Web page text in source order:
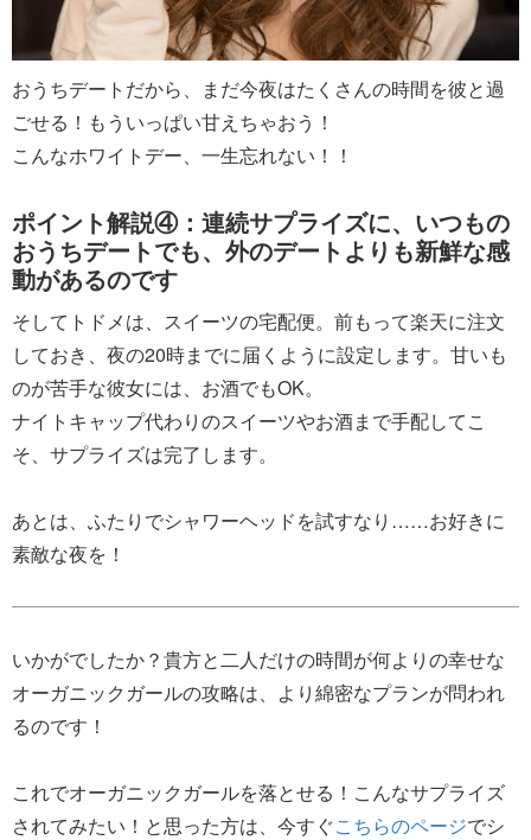
おうちデートだから、まだ今夜はたくさんの時間を彼と過
ごせる！もういっぱい甘えちゃおう！
こんなホワイトデー、一生忘れない！！
ポイント解説④：連続サプライズに、いつもの
おうちデートでも、外のデートよりも新鮮な感
動があるのです
そしてトドメは、スイーツの宅配便。前もって楽天に注文
しておき、夜の20時までに届くように設定します。甘いも
のが苦手な彼女には、お酒でもOK。
ナイトキャップ代わりのスイーツやお酒まで手配してこ
そ、サプライズは完了します。
あとは、ふたりでシャワーヘッドを試すなり……お好きに
素敵な夜を！
いかがでしたか？貴方と二人だけの時間が何よりの幸せな
オーガニックガールの攻略は、より綿密なプランが問われ
るのです！
これでオーガニックガールを落とせる！こんなサプライズ
されてみたい！と思った方は、今すぐこちらのページでシ